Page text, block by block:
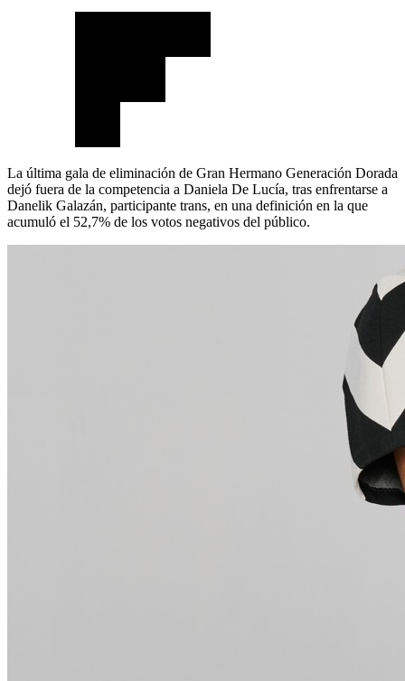
La última gala de eliminación de Gran Hermano Generación Dorada
dejó fuera de la competencia a Daniela De Lucía, tras enfrentarse a
Danelik Galazán, participante trans, en una definición en la que
acumuló el 52,7% de los votos negativos del público.